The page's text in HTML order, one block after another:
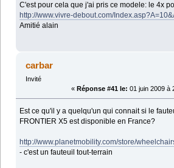
C'est pour cela que j'ai pris ce modele: le 4x
http://www.vivre-debout.com/
Amitié alain
carbar
Invité
« Réponse #41 le: 01 juin 2009 à
Est ce qu'il y a quelqu'un qui connait si le
FRONTIER X5 est disponible en France?
http://www.planetmobility.com/store/
- c'est un fauteuil tout-terrain